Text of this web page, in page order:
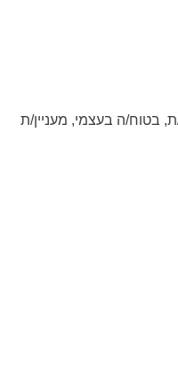
בטוח/ה בעצמי, מעניין/ת